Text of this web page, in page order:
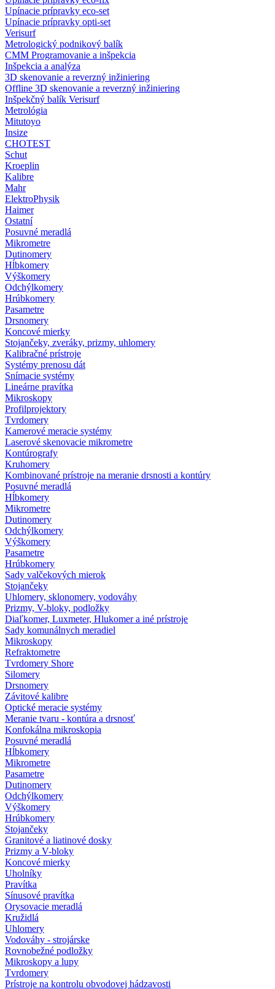
Upínacie prípravky eco-set
Upínacie prípravky opti-set
Verisurf
Metrologický podnikový balík
CMM Programovanie a inšpekcia
Inšpekcia a analýza
3D skenovanie a reverzný inžiniering
Offline 3D skenovanie a reverzný inžiniering
Inšpekčný balík Verisurf
Metrológia
Mitutoyo
Insize
CHOTEST
Schut
Kroeplin
Kalibre
Mahr
ElektroPhysik
Haimer
Ostatní
Posuvné meradlá
Mikrometre
Dutinomery
Hĺbkomery
Výškomery
Odchýlkomery
Hrúbkomery
Pasametre
Drsnomery
Koncové mierky
Stojančeky, zveráky, prizmy, uhlomery
Kalibračné prístroje
Systémy prenosu dát
Snímacie systémy
Lineárne pravítka
Mikroskopy
Profilprojektory
Tvrdomery
Kamerové meracie systémy
Laserové skenovacie mikrometre
Kontúrografy
Kruhomery
Kombinované prístroje na meranie drsnosti a kontúry
Posuvné meradlá
Hĺbkomery
Mikrometre
Dutinomery
Odchýlkomery
Výškomery
Pasametre
Hrúbkomery
Sady valčekových mierok
Stojančeky
Uhlomery, sklonomery, vodováhy
Prizmy, V-bloky, podložky
Diaľkomer, Luxmeter, Hlukomer a iné prístroje
Sady komunálnych meradiel
Mikroskopy
Refraktometre
Tvrdomery Shore
Silomery
Drsnomery
Závitové kalibre
Optické meracie systémy
Meranie tvaru - kontúra a drsnosť
Konfokálna mikroskopia
Posuvné meradlá
Hĺbkomery
Mikrometre
Pasametre
Dutinomery
Odchýlkomery
Výškomery
Hrúbkomery
Stojančeky
Granitové a liatinové dosky
Prizmy a V-bloky
Koncové mierky
Uholníky
Pravítka
Sínusové pravítka
Orysovacie meradlá
Kružidlá
Uhlomery
Vodováhy - strojárske
Rovnobežné podložky
Mikroskopy a lupy
Tvrdomery
Prístroje na kontrolu obvodovej hádzavosti